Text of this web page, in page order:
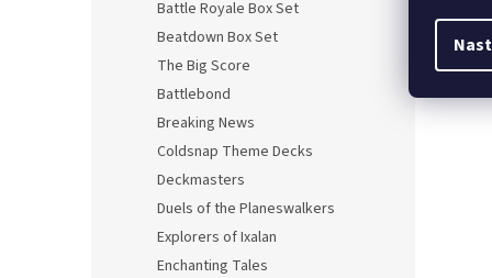
Battle Royale Box Set
Beatdown Box Set
The Big Score
Battlebond
Breaking News
Coldsnap Theme Decks
Deckmasters
Duels of the Planeswalkers
Explorers of Ixalan
Enchanting Tales